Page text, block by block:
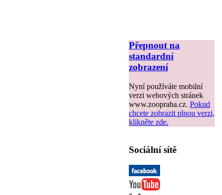
Přepnout na
standardní
zobrazení
Nyní používáte mobilní
verzi webových stránek
www.zoopraha.cz. Pokud
chcete zobrazit plnou verzi,
klikněte zde.
Sociální sítě